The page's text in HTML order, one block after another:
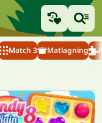
Match 3 Matlagning